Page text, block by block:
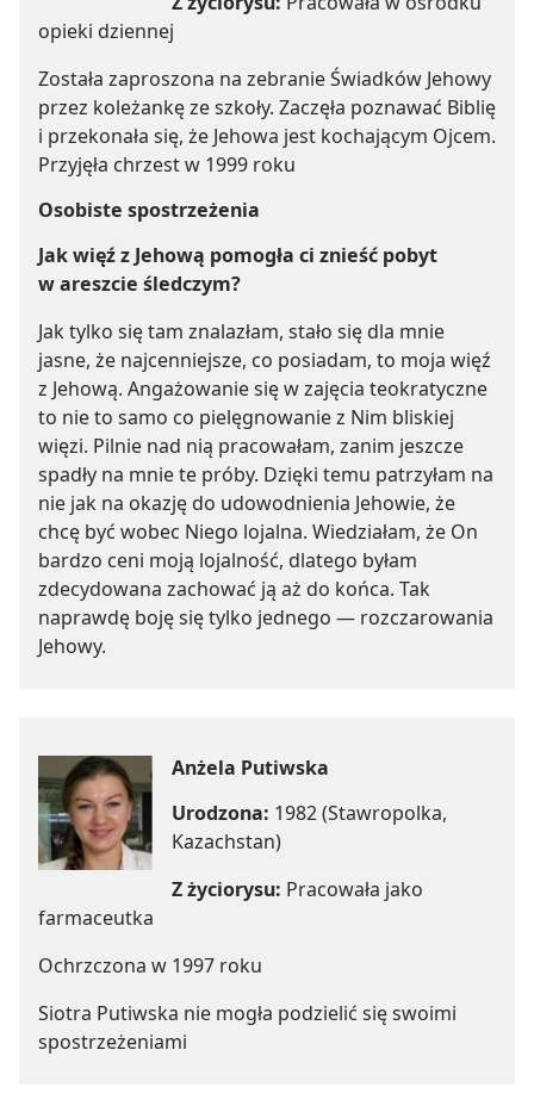
opieki dziennej
Została zaproszona na zebranie Świadków Jehowy
przez koleżankę ze szkoły. Zaczęła poznawać Biblię
i przekonała się, że Jehowa jest kochającym Ojcem.
Przyjęła chrzest w 1999 roku
Osobiste spostrzeżenia
Jak więź z Jehową pomogła ci znieść pobyt
w areszcie śledczym?
Jak tylko się tam znalazłam, stało się dla mnie
jasne, że najcenniejsze, co posiadam, to moja więź
z Jehową. Angażowanie się w zajęcia teokratyczne
to nie to samo co pielęgnowanie z Nim bliskiej
więzi. Pilnie nad nią pracowałam, zanim jeszcze
spadły na mnie te próby. Dzięki temu patrzyłam na
nie jak na okazję do udowodnienia Jehowie, że
chcę być wobec Niego lojalna. Wiedziałam, że On
bardzo ceni moją lojalność, dlatego byłam
zdecydowana zachować ją aż do końca. Tak
naprawdę boję się tylko jednego — rozczarowania
Jehowy.
Anżela Putiwska
Urodzona: 1982 (Stawropolka,
Kazachstan)
Z życiorysu: Pracowała jako
farmaceutka
Ochrzczona w 1997 roku
Siotra Putiwska nie mogła podzielić się swoimi
spostrzeżeniami